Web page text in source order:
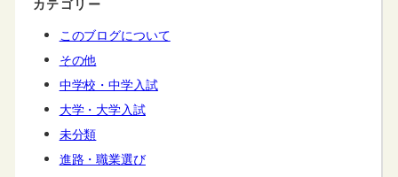
カテゴリー
このブログについて
その他
中学校・中学入試
大学・大学入試
未分類
進路・職業選び